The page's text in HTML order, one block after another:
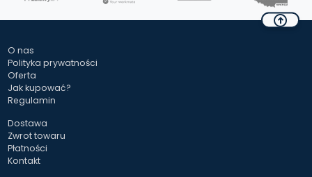
O nas
Polityka prywatności
Oferta
Jak kupować?
Regulamin
Dostawa
Zwrot towaru
Płatności
Kontakt